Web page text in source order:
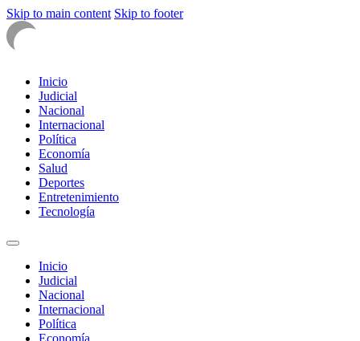
Skip to main content Skip to footer
Inicio
Judicial
Nacional
Internacional
Política
Economía
Salud
Deportes
Entretenimiento
Tecnología
Inicio
Judicial
Nacional
Internacional
Política
Economía